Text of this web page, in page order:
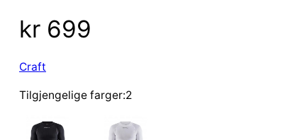
kr 699
Craft
Tilgjengelige farger:2